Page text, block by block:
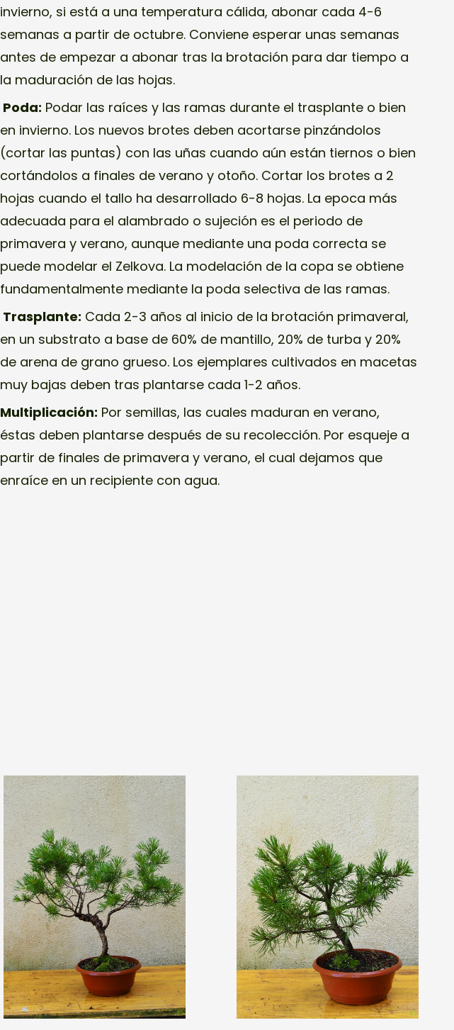
invierno, si está a una temperatura cálida, abonar cada 4-6
semanas a partir de octubre. Conviene esperar unas semanas
antes de empezar a abonar tras la brotación para dar tiempo a
la maduración de las hojas.
Poda: Podar las raíces y las ramas durante el trasplante o bien
en invierno. Los nuevos brotes deben acortarse pinzándolos
(cortar las puntas) con las uñas cuando aún están tiernos o bien
cortándolos a finales de verano y otoño. Cortar los brotes a 2
hojas cuando el tallo ha desarrollado 6-8 hojas. La epoca más
adecuada para el alambrado o sujeción es el periodo de
primavera y verano, aunque mediante una poda correcta se
puede modelar el Zelkova. La modelación de la copa se obtiene
fundamentalmente mediante la poda selectiva de las ramas.
Trasplante: Cada 2-3 años al inicio de la brotación primaveral,
en un substrato a base de 60% de mantillo, 20% de turba y 20%
de arena de grano grueso. Los ejemplares cultivados en macetas
muy bajas deben tras plantarse cada 1-2 años.
Multiplicación: Por semillas, las cuales maduran en verano,
éstas deben plantarse después de su recolección. Por esqueje a
partir de finales de primavera y verano, el cual dejamos que
enraíce en un recipiente con agua.